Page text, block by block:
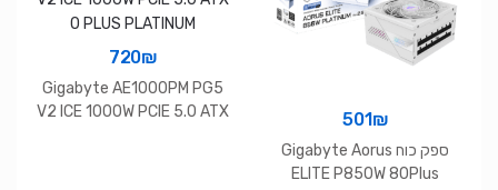
501 ₪
ספק כוח Gigabyte Aorus
ELITE P850W 80Plus
720₪
Gigabyte AE1000PM PG5
V2 ICE 1000W PCIE 5.0 ATX